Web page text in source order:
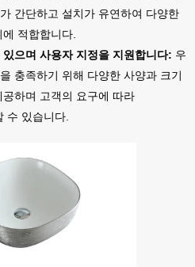
간단하고 설치가 유연하여 다양한
적합합니다.
으며 사용자 지정을 지원합니다: 우
충족하기 위해 다양한 사양과 크기
하며 고객의 요구에 따라
수 있습니다.